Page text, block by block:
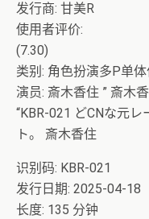
发行商: 甘美R
使用者评价:
(7.30)
类别: 角色扮演多P单
演员: 斎木香住 ” 斎木
“KBR-021 どCNな元
ト。 斎木香住
识别码: KBR-021
发行日期: 2025-04-18
长度: 135 分钟